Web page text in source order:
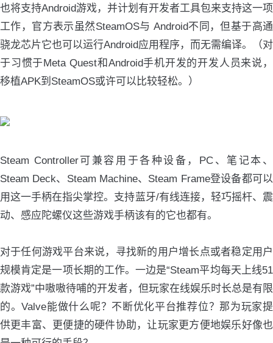
也将支持Android游戏，并计划有开发者工具包来支持这一项
工作，官方表示虽然SteamOS与 Android不同，但基于高通
骁龙芯片它也可以运行Android应用程序，而无需编译。（对
于习惯于Meta Quest和Android手机开发的开发人员来说，
移植APK到SteamOS或许可以比较轻松。）
Steam Controller可兼容用于各种设备，PC、笔记本、
Steam Deck、Steam Machine、Steam Frame登设备都可以
用这一手柄在指尖掌控。支持蓝牙/有线连接，轻巧摇杆、震
动、感应陀螺仪这些游戏手柄该有的它也都有。
对于任何游戏平台来说，寻找新的用户增长点或者稳定用户
规模肯定是一项长期的工作。一边是“Steam平均每天上线51
款游戏”中嗷嗷待哺的开发者，但玩家在线娱乐时长总是有限
的。Valve能做什么呢？不断优化平台推荐位？那为玩家提
供更丰富、更便捷的硬件协助，让玩家更方便地娱乐好像也